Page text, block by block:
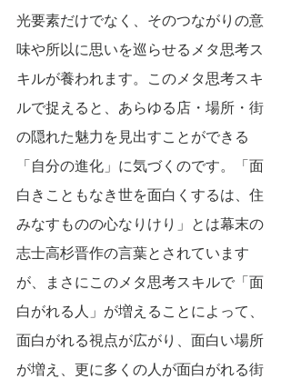
光要素だけでなく、そのつながりの意
味や所以に思いを巡らせるメタ思考ス
キルが養われます。このメタ思考スキ
ルで捉えると、あらゆる店・場所・街
の隠れた魅力を見出すことができる
「自分の進化」に気づくのです。「面
白きこともなき世を面白くするは、住
みなすものの心なりけり」とは幕末の
志士高杉晋作の言葉とされています
が、まさにこのメタ思考スキルで「面
白がれる人」が増えることによって、
面白がれる視点が広がり、面白い場所
が増え、更に多くの人が面白がれる街